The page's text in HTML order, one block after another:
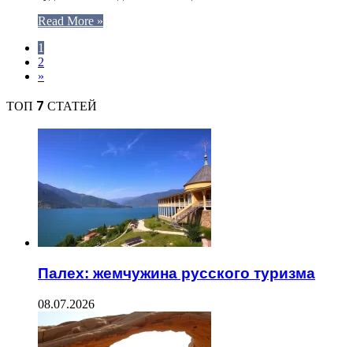
Read More »
1
2
»
ТОП 7 СТАТЕЙ
Палех: жемчужина русского туризма
08.07.2026